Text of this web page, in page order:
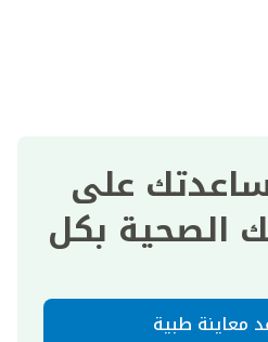
على
الصحية بكل
معاينة طبية